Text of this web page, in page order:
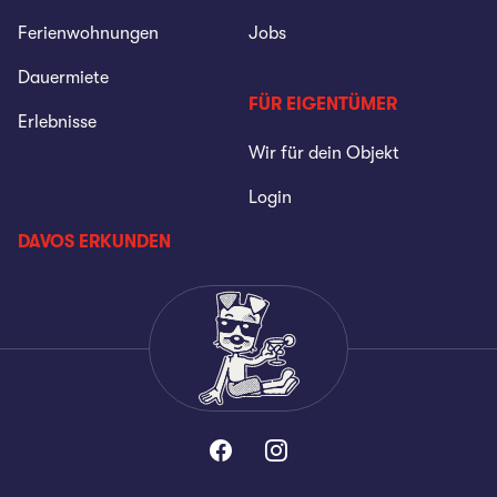
Ferienwohnungen
Dauermiete
Erlebnisse
Jobs
FÜR EIGENTÜMER
Wir für dein Objekt
Login
DAVOS ERKUNDEN